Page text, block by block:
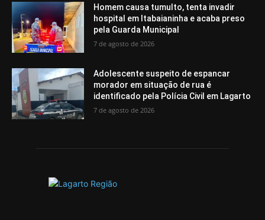
Homem causa tumulto, tenta invadir
hospital em Itabaianinha e acaba preso
pela Guarda Municipal
7 de agosto de 2026
Adolescente suspeito de espancar
morador em situação de rua é
identificado pela Polícia Civil em Lagarto
7 de agosto de 2026